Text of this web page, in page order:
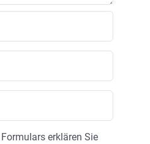
erklären Sie